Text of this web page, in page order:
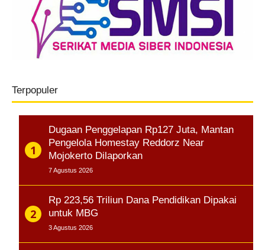
Terpopuler
Dugaan Penggelapan Rp127 Juta, Mantan
Pengelola Homestay Reddorz Near
Mojokerto Dilaporkan
7 Agustus 2026
Rp 223,56 Triliun Dana Pendidikan Dipakai
untuk MBG
3 Agustus 2026